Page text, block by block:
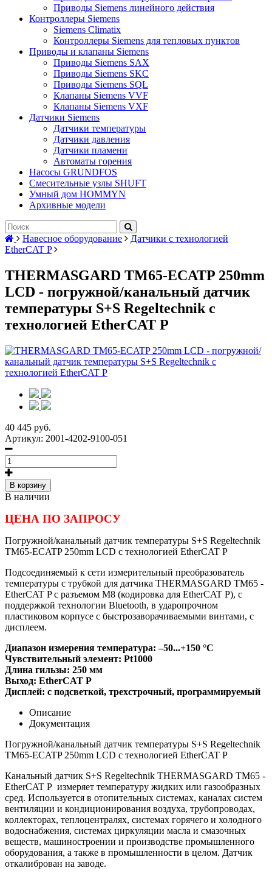
Приводы Siemens линейного действия
Контроллеры Siemens
Siemens Climatix
Контроллеры Siemens для тепловых пунктов
Приводы и клапаны Siemens
Приводы Siemens SAX
Приводы Siemens SKC
Приводы Siemens SQL
Клапаны Siemens VVF
Клапаны Siemens VXF
Датчики Siemens
Датчики температуры
Датчики давления
Датчики пламени
Автоматы горения
Насосы GRUNDFOS
Смесительные узлы SHUFT
Умный дом HOMMYN
Архивные модели
Навесное оборудование
Датчики с технологией
EtherCAT P
THERMASGARD TM65-ECATP 250mm
LCD - погружной/канальный датчик
температуры S+S Regeltechnik с
технологией EtherCAT P
40 445 руб.
Артикул: 2001-4202-9100-051
В корзину
В наличии
ЦЕНА ПО ЗАПРОСУ
Погружной/канальный датчик температуры S+S Regeltechnik
TM65-ECATP 250mm LCD с технологией EtherCAT P
Подсоединяемый к сети измерительный преобразователь
температуры с трубкой для датчика THERMASGARD TM65 -
EtherCAT P с разъемом M8 (кодировка для EtherCAT P), с
поддержкой технологии Bluetooth, в ударопрочном
пластиковом корпусе с быстрозаворачиваемыми винтами, c
дисплеем.
Диапазон измерения температура: –50...+150 °C
Чувствительный элемент: Pt1000
Длина гильзы: 250 мм
Выход: EtherCAT P
Дисплей: с подсветкой, трехстрочный, программируемый
Описание
Документация
Погружной/канальный датчик температуры S+S Regeltechnik
TM65-ECATP 250mm LCD с технологией EtherCAT P
Канальный датчик S+S Regeltechnik THERMASGARD TM65 -
EtherCAT P измеряет температуру жидких или газообразных
сред. Используется в отопительных системах, каналах систем
вентиляции и кондиционирования воздуха, трубопроводах,
коллекторах, теплоцентралях, системах горячего и холодного
водоснабжения, системах циркуляции масла и смазочных
веществ, машиностроении и производстве промышленного
оборудования, а также в промышленности в целом. Датчик
откалиброван на заводе.